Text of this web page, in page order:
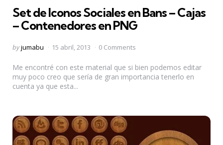
Set de Iconos Sociales en Bans – Cajas
– Contenedores en PNG
Posted
byjumabu 15 abril, 2013 0 Comments
Me encontré con este material que si bien podemos editar
muy poco creo que sería de gran importancia tenerlo en
cuenta ya que esta...